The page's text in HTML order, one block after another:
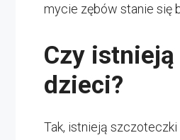
mycie zębów stanie się
Czy
dzieci?
Tak, istnieją